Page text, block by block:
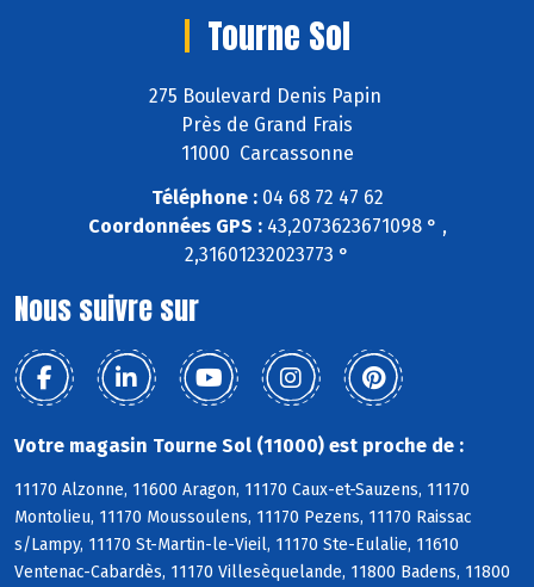
Tourne Sol
275 Boulevard Denis Papin
Près de Grand Frais
11000 Carcassonne
Téléphone :04 68 72 47 62
Coordonnées GPS :43,2073623671098 ° ,
2,31601232023773 °
Nous suivre sur
Votre magasin Tourne Sol (11000) est proche de :
11170 Alzonne, 11600 Aragon, 11170 Caux-et-Sauzens, 11170
Montolieu, 11170 Moussoulens, 11170 Pezens, 11170 Raissac
s/Lampy, 11170 St-Martin-le-Vieil, 11170 Ste-Eulalie, 11610
Ventenac-Cabardès, 11170 Villesèquelande, 11800 Badens, 11800